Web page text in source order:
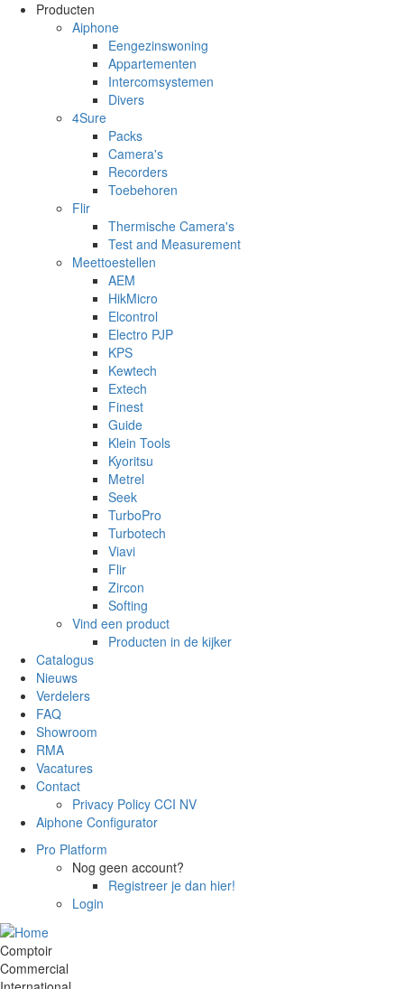
Overslaan en naar de inhoud gaan
Producten
Aiphone
Eengezinswoning
Appartementen
Intercomsystemen
Divers
4Sure
Packs
Camera's
Recorders
Toebehoren
Flir
Thermische Camera's
Test and Measurement
Meettoestellen
AEM
HikMicro
Elcontrol
Electro PJP
KPS
Kewtech
Extech
Finest
Guide
Klein Tools
Kyoritsu
Metrel
Seek
TurboPro
Turbotech
Viavi
Flir
Zircon
Softing
Vind een product
Producten in de kijker
Catalogus
Nieuws
Verdelers
FAQ
Showroom
RMA
Vacatures
Contact
Privacy Policy CCI NV
Aiphone Configurator
Pro Platform
Nog geen account?
Registreer je dan hier!
Login
Comptoir
Commercial